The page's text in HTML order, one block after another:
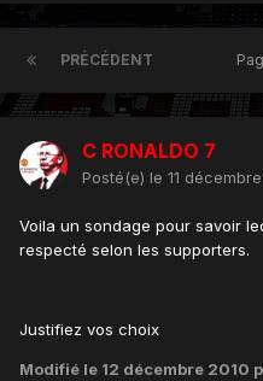
PRÉCÉDENT
C RONALDO 7
Posté(e) le 11
Voila un sondage pour savoir
respecté selon les supporters.
Justifiez vos choix
Modifié le 12 décembre 2010